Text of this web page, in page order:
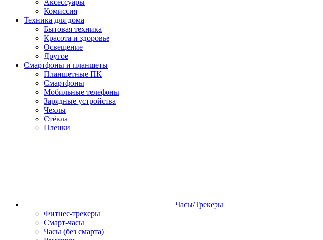
Аксессуары
Комиссия
Техника для дома
Бытовая техника
Красота и здоровье
Освещение
Другое
Смартфоны и планшеты
Планшетные ПК
Смартфоны
Мобильные телефоны
Зарядные устройства
Чехлы
Стёкла
Пленки
Часы/Трекеры
Фитнес-трекеры
Смарт-часы
Часы (без смарта)